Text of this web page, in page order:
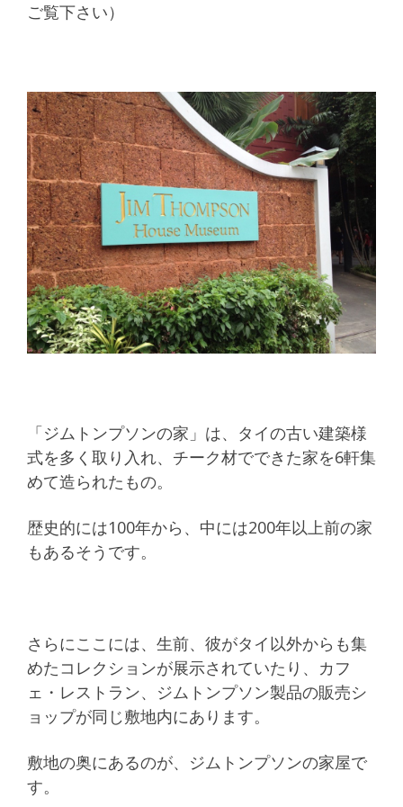
ご覧下さい）
「ジムトンプソンの家」は、タイの古い建築様
式を多く取り入れ、チーク材でできた家を6軒集
めて造られたもの。
歴史的には100年から、中には200年以上前の家
もあるそうです。
さらにここには、生前、彼がタイ以外からも集
めたコレクションが展示されていたり、カフ
ェ・レストラン、ジムトンプソン製品の販売シ
ョップが同じ敷地内にあります。
敷地の奥にあるのが、ジムトンプソンの家屋で
す。